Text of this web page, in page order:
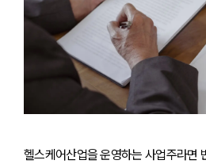
헬스케어산업을 운영하는 사업주라면